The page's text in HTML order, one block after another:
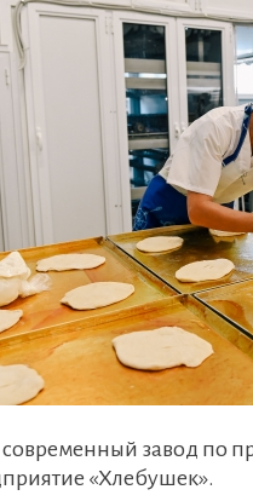
завод по
«Хлебушек».